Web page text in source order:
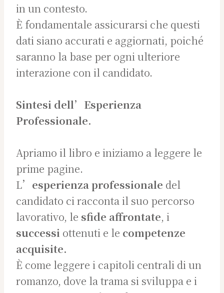
in un contesto.
È fondamentale assicurarsi che questi
dati siano accurati e aggiornati, poiché
saranno la base per ogni ulteriore
interazione con il candidato.
Sintesi dell’Esperienza
Professionale.
Apriamo il libro e iniziamo a leggere le
prime pagine.
L’ esperienza professionale del
candidato ci racconta il suo percorso
lavorativo, le sfide affrontate, i
successi ottenuti e le competenze
acquisite.
È come leggere i capitoli centrali di un
romanzo, dove la trama si sviluppa e i